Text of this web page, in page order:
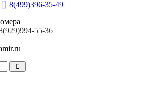
8(499)396-35-49
55-36